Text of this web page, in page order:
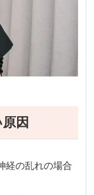
因
経の乱れの場合